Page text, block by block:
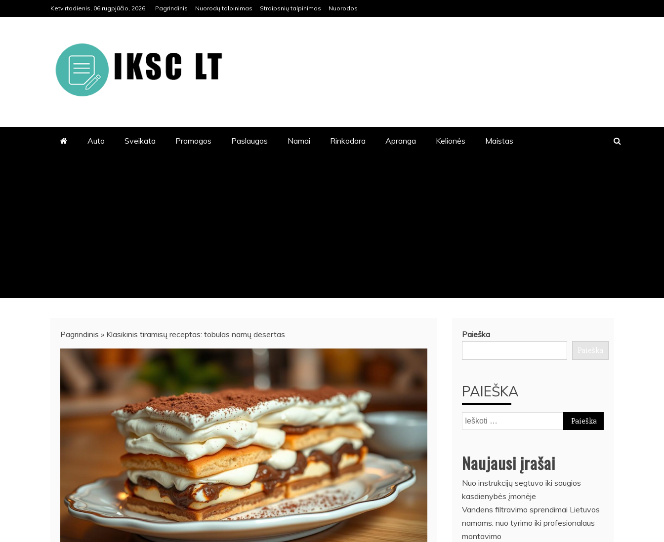
to
Ketvirtadienis, 06 rugpjūčio, 2026 Pagrindinis Nuorodų talpinimas Straipsnių talpinimas Nuorodos
IKSC.LT
ŽURNALAS KURIAME RASITE DAUG NAUDINGOS INFORMACIJOS.
Auto Sveikata Pramogos Paslaugos Namai Rinkodara Apranga Kelionės Maistas
Pagrindinis » Klasikinis tiramisų receptas: tobulas namų desertas
Paieška
Paieška
PAIEŠKA
Ieškoti:
Naujausi įrašai
Nuo instrukcijų segtuvo iki saugios
kasdienybės įmonėje
Vandens filtravimo sprendimai Lietuvos
namams: nuo tyrimo iki profesionalaus
montavimo